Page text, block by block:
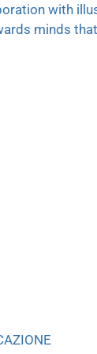
with
minds